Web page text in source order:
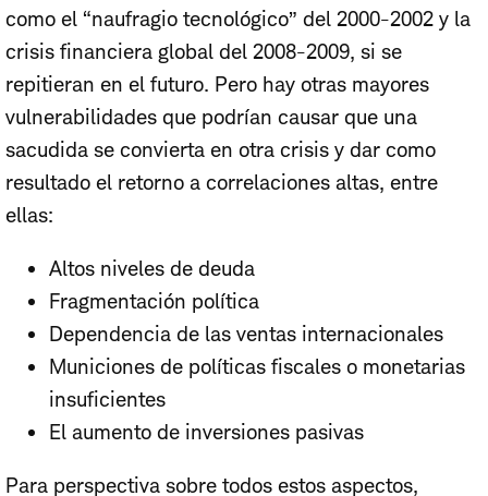
como el “naufragio tecnológico” del 2000-2002 y la
crisis financiera global del 2008-2009, si se
repitieran en el futuro. Pero hay otras mayores
vulnerabilidades que podrían causar que una
sacudida se convierta en otra crisis y dar como
resultado el retorno a correlaciones altas, entre
ellas:
Altos niveles de deuda
Fragmentación política
Dependencia de las ventas internacionales
Municiones de políticas fiscales o monetarias
insuficientes
El aumento de inversiones pasivas
Para perspectiva sobre todos estos aspectos,